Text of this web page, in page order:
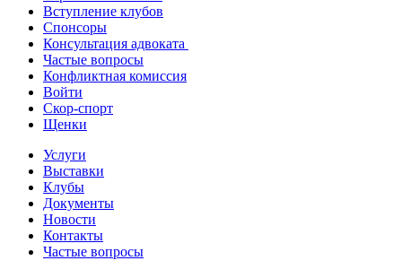
Вступление клубов​
Спонсоры
Консультация адвоката ​
Частые вопросы
Конфликтная комиссия
Войти
Скор-спорт
Щенки
Услуги
Выставки
Клубы
Документы
Новости
Контакты
Частые вопросы